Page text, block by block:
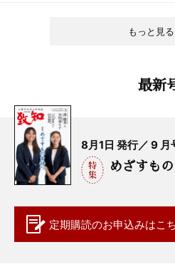
もっと見る
最新
8月1日 発行／ 9 月
めざすも
定期購読のお申込みはこ